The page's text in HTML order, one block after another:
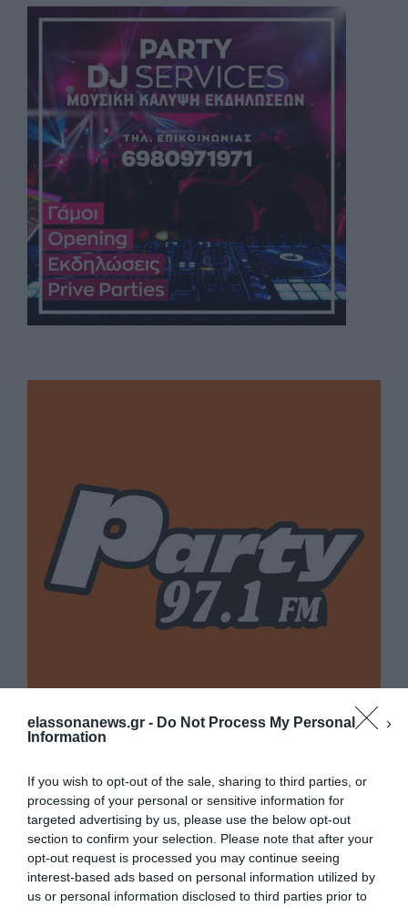
elassonanews.gr - Do Not Process My Personal
Information
If you wish to opt-out of the sale, sharing to third parties, or
processing of your personal or sensitive information for
targeted advertising by us, please use the below opt-out
section to confirm your selection. Please note that after your
opt-out request is processed you may continue seeing
interest-based ads based on personal information utilized by
us or personal information disclosed to third parties prior to